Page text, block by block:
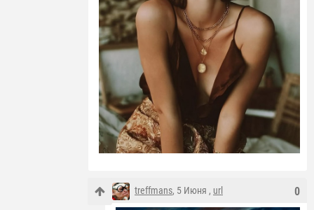
0
treffmans, 5 Июня , url